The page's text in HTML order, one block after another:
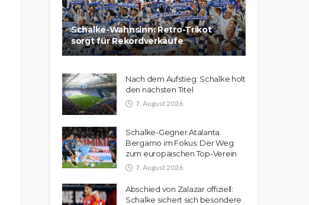
Schalke-Wahnsinn: Retro-Trikot
sorgt für Rekordverkäufe
Nach dem Aufstieg: Schalke holt
den nächsten Titel
7. August 2026
Schalke-Gegner Atalanta
Bergamo im Fokus: Der Weg
zum europäischen Top-Verein
7. August 2026
Abschied von Zalazar offiziell:
Schalke sichert sich besondere